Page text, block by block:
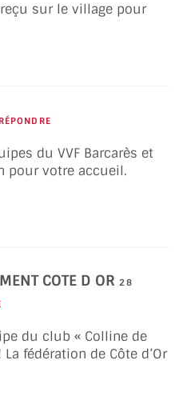
sur le village pour
RÉPONDRE
du VVF Barcarès et
pour votre accueil.
COTE D OR28
du club « Colline de
La fédération de Côte d’Or